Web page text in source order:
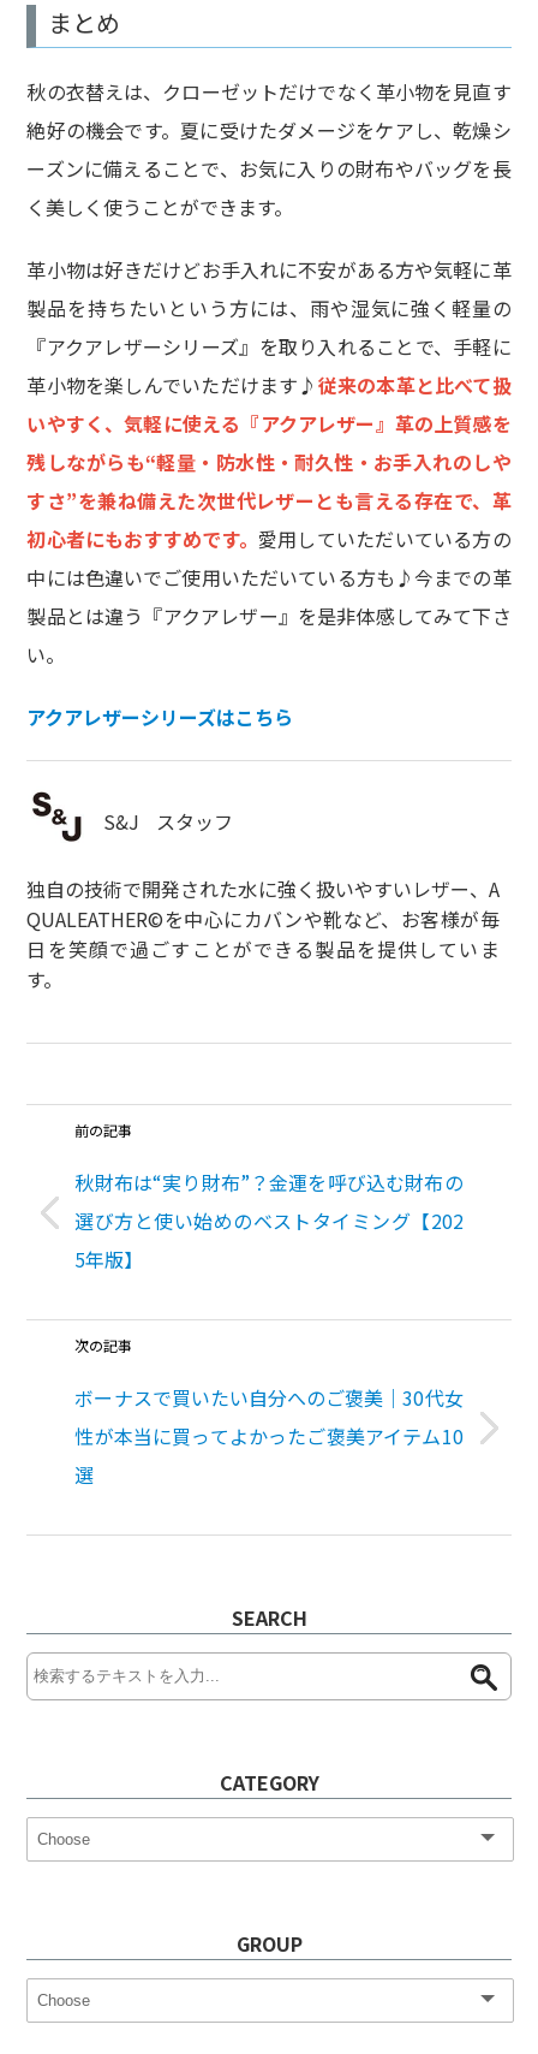
まとめ
秋の衣替えは、クローゼットだけでなく革小物を見直す
絶好の機会です。夏に受けたダメージをケアし、乾燥シ
ーズンに備えることで、お気に入りの財布やバッグを長
く美しく使うことができます。
革小物は好きだけどお手入れに不安がある方や気軽に革
製品を持ちたいという方には、雨や湿気に強く軽量の
『アクアレザーシリーズ』を取り入れることで、手軽に
革小物を楽しんでいただけます♪ 従来の本革と比べて扱
いやすく、気軽に使える『アクアレザー』革の上質感を
残しながらも“軽量・防水性・耐久性・お手入れのしや
すさ”を兼ね備えた次世代レザーとも言える存在で、革
初心者にもおすすめです。 愛用していただいている方の
中には色違いでご使用いただいている方も♪今までの革
製品とは違う『アクアレザー』を是非体感してみて下さ
い。
アクアレザーシリーズはこちら
S&J スタッフ
独自の技術で開発された水に強く扱いやすいレザー、A
QUALEATHER©を中心にカバンや靴など、お客様が毎
日を笑顔で過ごすことができる製品を提供していま
す。
前の記事
秋財布は“実り財布”？金運を呼び込む財布の
選び方と使い始めのベストタイミング【202
5年版】
次の記事
ボーナスで買いたい自分へのご褒美｜30代女
性が本当に買ってよかったご褒美アイテム10
選
SEARCH
CATEGORY
GROUP